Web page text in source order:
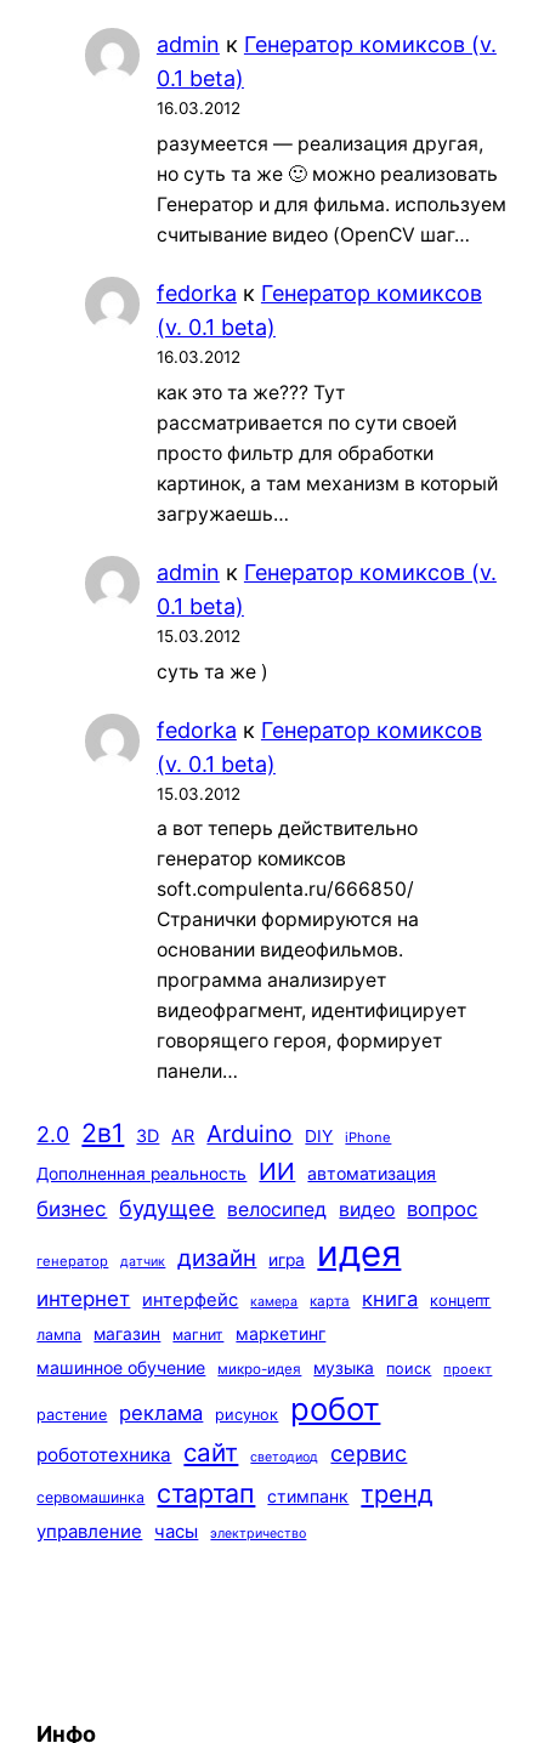
admin к Генератор комиксов (v.
0.1 beta)
16.03.2012
разумеется — реализация другая,
но суть та же 🙂 можно реализовать
Генератор и для фильма. используем
считывание видео (OpenCV шаг…
fedorka к Генератор комиксов
(v. 0.1 beta)
16.03.2012
как это та же??? Тут
рассматривается по сути своей
просто фильтр для обработки
картинок, а там механизм в который
загружаешь…
admin к Генератор комиксов (v.
0.1 beta)
15.03.2012
суть та же )
fedorka к Генератор комиксов
(v. 0.1 beta)
15.03.2012
а вот теперь действительно
генератор комиксов
soft.compulenta.ru/666850/
Странички формируются на
основании видеофильмов.
программа анализирует
видеофрагмент, идентифицирует
говорящего героя, формирует
панели…
2.0 2в1 3D AR Arduino DIY iPhone
Дополненная реальность ИИ автоматизация
бизнес будущее велосипед видео вопрос
генератор датчик дизайн игра идея
интернет интерфейс камера карта книга
концепт
лампа
магазин магнит
маркетинг
машинное обучение
микро-идея музыка поиск проект
растение реклама рисунок робот
робототехника сайт светодиод сервис
сервомашинка стартап стимпанк тренд
управление часы электричество
Инфо